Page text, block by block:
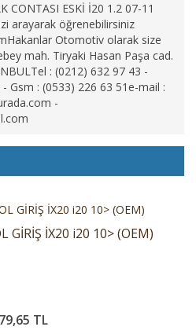
CONTASI ESKİ İ20 1.2 07-11
arayarak öğrenebilirsiniz
Otomotiv olarak size
mah. Tiryaki Hasan Paşa cad.
: (0212) 632 97 43 -
Gsm : (0533) 226 63 51e-mail :
-
GİRİŞ İX20 i20 10> (OEM)
TL